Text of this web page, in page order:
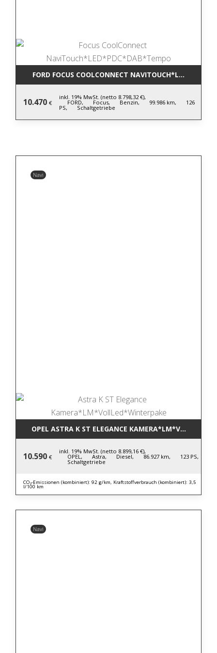
FORD FOCUS COOLCONNECT
10.470 €
inkl. 19% MwSt. (netto 8.798,32 €),
FORD, Focus, Benzin, 99.986 km, 126
PS, Schaltgetriebe
Navi
OPEL ASTRA K ST ELEGANCE
10.590 €
inkl. 19% MwSt. (netto 8.899,16 €),
OPEL, Astra, Diesel, 86.927 km, 123 PS,
Schaltgetriebe
CO₂-Emissionen (kombiniert): 92 g/km, Kraftstoffverbrauch (kombiniert): 3,5
l/100 km
Navi